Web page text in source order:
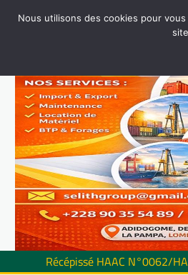
Récépissé HAAC N°0062/
Nous utilisons des cookies pour